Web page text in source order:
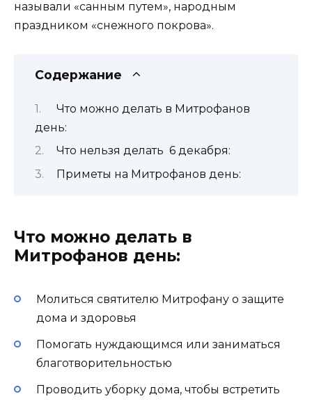
называли «санным путем», народным
праздником «снежного покрова».
Содержание
Что можно делать в Митрофанов
день:
Что нельзя делать 6 декабря:
Приметы на Митрофанов день:
Что можно делать в
Митрофанов день:
Молиться святителю Митрофану о защите
дома и здоровья
Помогать нуждающимся или заниматься
благотворительностью
Проводить уборку дома, чтобы встретить